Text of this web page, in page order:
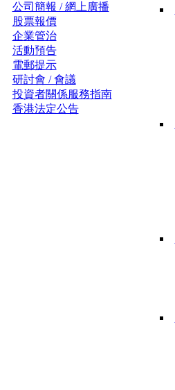
公司簡報 / 網上廣播
股票報價
企業管治
活動預告
電郵提示
研討會 / 會議
投資者關係服務指南
香港法定公告